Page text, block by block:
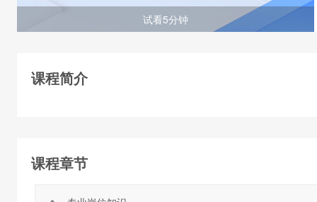
试看5分钟
课程简介
课程章节